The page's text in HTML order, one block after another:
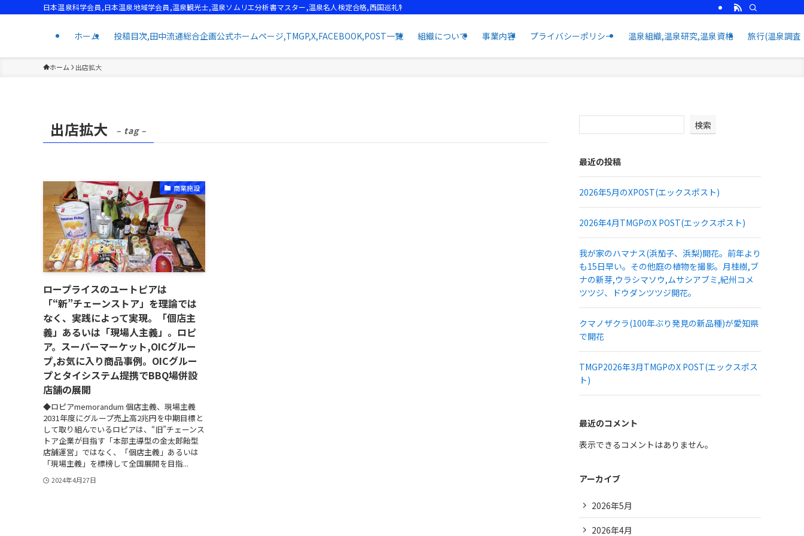
日本温泉科学会員,日本温泉地域学会員,温泉観光士,温泉ソムリエ分析書マスター,温泉名人検定合格,西国巡礼特任先達, | 田中流通総合企画
ホーム 投稿目次,田中流通総合企画公式ホームページ,TMGP,X,FACEBOOK,POST一覧 組織について 事業内容 プライバシーポリシー 温泉組織,温泉研究,温泉資格 旅行(温泉調
ホーム 出店拡大
出店拡大 – tag –
商業施設
ロープライスのユートピアは
「“新”チェーンストア」を理論では
なく、実践によって実現。「個店主
義」あるいは「現場人主義」。ロピ
ア。スーパーマーケット,OICグルー
プ,お気に入り商品事例。OICグルー
プとタイシステム提携でBBQ場併設
店舗の展開
◆ロピアmemorandum 個店主義、現場主義
2031年度にグループ売上高2兆円を中期目標と
して取り組んでいるロピアは、“旧”チェーンス
トア企業が目指す「本部主導型の金太郎飴型
店舗運営」ではなく、「個店主義」あるいは
「現場主義」を標榜して全国展開を目指...
2024年4月27日
検索
最近の投稿
2026年5月のXPOST(エックスポスト)
2026年4月TMGPのX POST(エックスポスト)
我が家のハマナス(浜茄子、浜梨)開花。前年より
も15日早い。その他庭の植物を撮影。月桂樹,ブ
ナの新芽,ウラシマソウ,ムサシアブミ,紀州コメ
ツツジ、ドウダンツツジ開花。
クマノザクラ(100年ぶり発見の新品種)が愛知県
で開花
TMGP2026年3月TMGPのX POST(エックスポス
ト)
最近のコメント
表示できるコメントはありません。
アーカイブ
2026年5月
2026年4月